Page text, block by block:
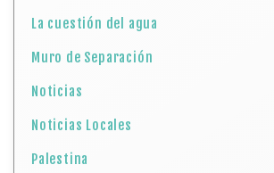
La cuestión del agua
Muro de Separación
Noticias
Noticias Locales
Palestina